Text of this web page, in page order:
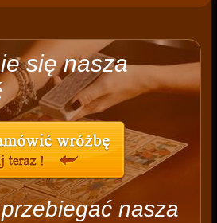
się nasza
nasza